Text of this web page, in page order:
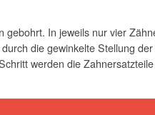
In jeweils nur vier
die gewinkelte Stellung
werden die